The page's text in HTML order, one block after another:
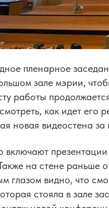
пленарное
зале мэрии,
работы
как идет его
новая видеостена за
на стене раньше
глазом видно, что
стояла в зале